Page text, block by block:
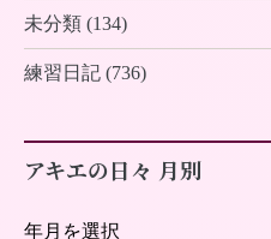
未分類 (134)
練習日記 (736)
アキエの日々 月別